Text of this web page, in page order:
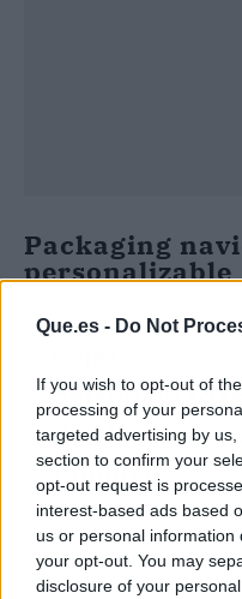
Que.es - Do Not
If you wish to opt-out of
processing of your
targeted advertising by
section to confirm your
opt-out request is
interest-based ads based
us or personal
your opt-out. You may
disclosure of your
Packaging
personalizable